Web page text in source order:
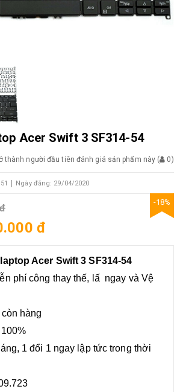
Acer Swift 3 SF314-54
thành người đầu tiên đánh giá sản phẩm này ( 0)
Ngày đăng: 29/04/2020
đ
-18%
Acer Swift 3 SF314-54
phí công thay thế, lấ ngay và Vệ
còn hàng
1 đổi 1 ngay lập tức trong thời